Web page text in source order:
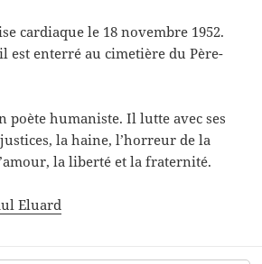
cardiaque le 18 novembre 1952.
est enterré au cimetière du Père-
poète humaniste. Il lutte avec ses
la haine, l’horreur de la
la liberté et la fraternité.
Eluard